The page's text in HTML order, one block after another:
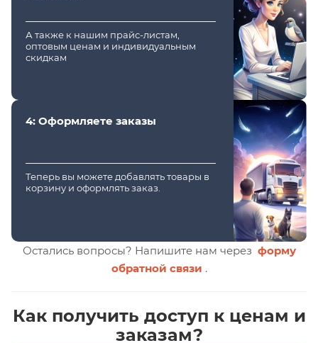
А также к нашим прайс-листам,
оптовым ценам и индивидуальным
скидкам
4: Оформляете заказы
Теперь вы можете добавлять товары в
корзину и оформлять заказ.
Остались вопросы? Напишите нам через форму
обратной связи .
Как получить доступ к ценам и
заказам?